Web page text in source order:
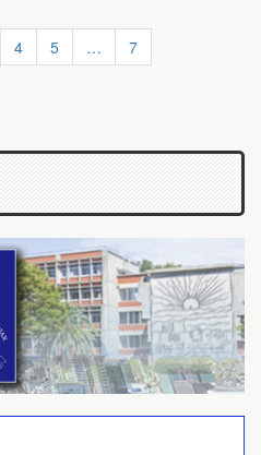
4 5 …
7